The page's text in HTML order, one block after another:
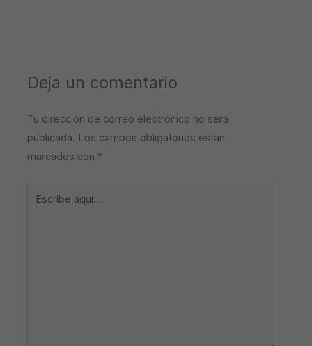
Deja un comentario
Tu dirección de correo electrónico no será
publicada. Los campos obligatorios están
marcados con *